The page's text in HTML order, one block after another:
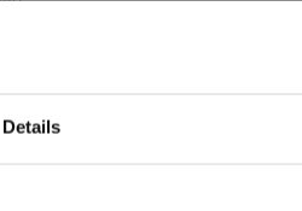
Details
szlafrok Iwo to elegancki wybór
mikropluszu, który przyjemnie ogrzewa.